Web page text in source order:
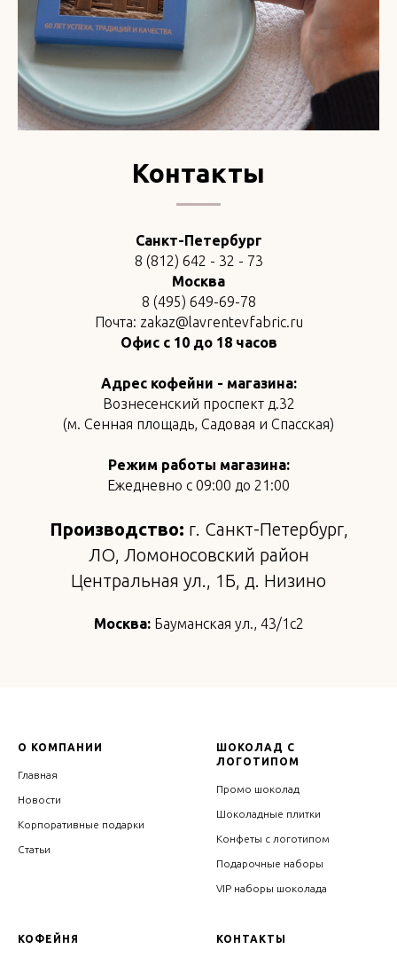
Контакты
Санкт-Петербург
8 (812) 642 - 32 - 73
Москва
8 (495) 649-69-78
Почта: zakaz@lavrentevfabric.ru
Офис с 10 до 18 часов
Адрес кофейни - магазина:
Вознесенский проспект д.32
(м. Сенная площадь, Садовая и Спасская)
Режим работы магазина:
Ежедневно с 09:00 до 21:00
Производство: г. Санкт-Петербург,
ЛО, Ломоносовский район
Центральная ул., 1Б, д. Низино
Москва:Бауманская ул., 43/1с2
О КОМПАНИИ
Главная
Новости
Корпоративные подарки
Статьи
ШОКОЛАД С
ЛОГОТИПОМ
Промо шоколад
Шоколадные плитки
Конфеты с логотипом
Подарочные наборы
VIP наборы шоколада
КОФЕЙНЯ КОНТАКТЫ